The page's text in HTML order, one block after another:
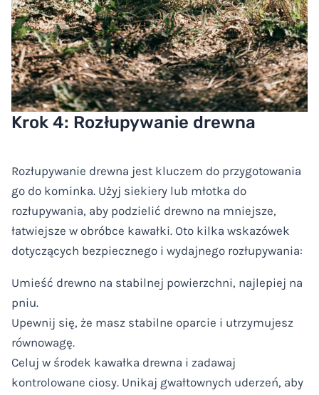
Krok 4: Rozłupywanie drewna
Rozłupywanie drewna jest kluczem do przygotowania
go do kominka. Użyj siekiery lub młotka do
rozłupywania, aby podzielić drewno na mniejsze,
łatwiejsze w obróbce kawałki. Oto kilka wskazówek
dotyczących bezpiecznego i wydajnego rozłupywania:
Umieść drewno na stabilnej powierzchni, najlepiej na
pniu.
Upewnij się, że masz stabilne oparcie i utrzymujesz
równowagę.
Celuj w środek kawałka drewna i zadawaj
kontrolowane ciosy. Unikaj gwałtownych uderzeń, aby